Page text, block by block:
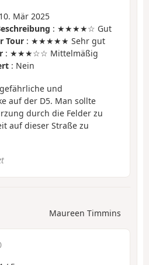
Mär 2025
: ★★★★☆ Gut
Tour : ★★★★★ Sehr gut
: ★★★☆☆ Mittelmäßig
: Nein
und
auf der D5. Man sollte
durch die Felder zu
auf dieser Straße zu
Maureen Timmins